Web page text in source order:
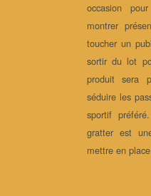
occasion
montrer
toucher un
sortir du lot
produit sera
séduire les
sportif
gratter est
mettre en